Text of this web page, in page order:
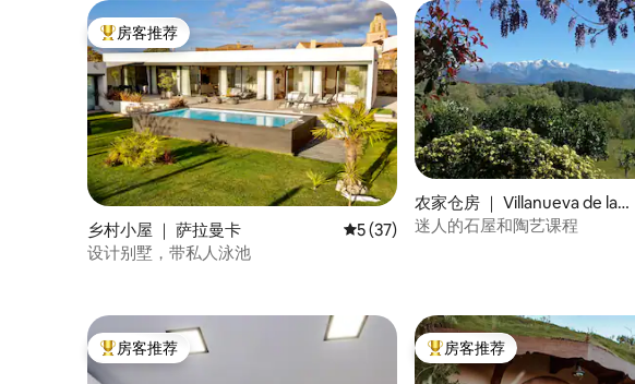
热门「房客推荐」
房客推荐
乡村小屋 ｜ 萨拉曼卡 平均评分 5 分（满分 5 分），共 37 条评价
5 (37)
设计别墅，带私人泳池
农家仓房 ｜ Villanueva de la V
era
迷人的石屋和陶艺课程
热门「房客推荐」
房客推荐 热门「房客推荐」
房客推荐